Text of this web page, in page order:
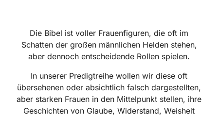
Die Bibel ist voller Frauenfiguren, die oft im
Schatten der großen männlichen Helden stehen,
aber dennoch entscheidende Rollen spielen.
In unserer Predigtreihe wollen wir diese oft
übersehenen oder absichtlich falsch dargestellten,
aber starken Frauen in den Mittelpunkt stellen, ihre
Geschichten von Glaube, Widerstand, Weisheit